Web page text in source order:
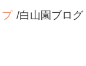
白山園ブログ